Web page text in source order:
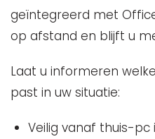
geïntegreerd met
op afstand en blijft u
Laat u informeren
past in uw situatie:
Veilig vanaf thuis-